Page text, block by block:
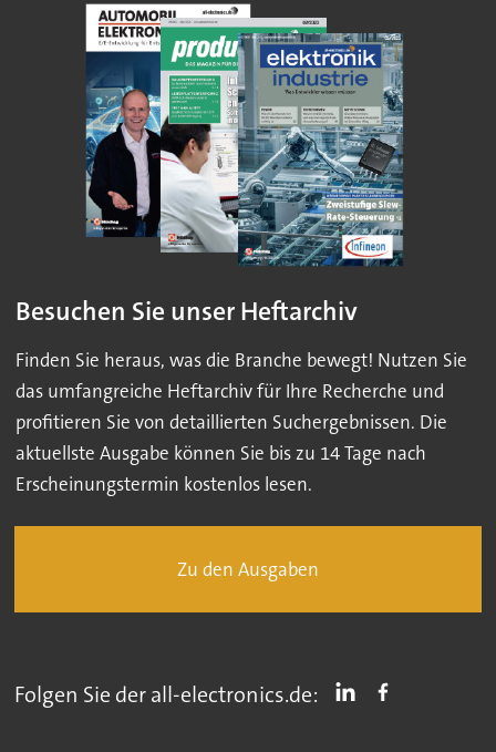
Besuchen Sie unser Heftarchiv
Finden Sie heraus, was die Branche bewegt! Nutzen Sie
das umfangreiche Heftarchiv für Ihre Recherche und
profitieren Sie von detaillierten Suchergebnissen. Die
aktuellste Ausgabe können Sie bis zu 14 Tage nach
Erscheinungstermin kostenlos lesen.
Zu den Ausgaben
Folgen Sie der all-electronics.de: